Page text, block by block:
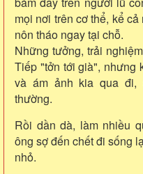
mọi nơi trên cơ thể, kể
nôn tháo ngay tại chỗ.
Những tưởng, trải
Tiếp "tởn tới già", nhưng
và ám ảnh kia qua đi,
thường.
Rồi dần dà, làm nhiều
ông sợ đến chết đi sống
nhỏ.